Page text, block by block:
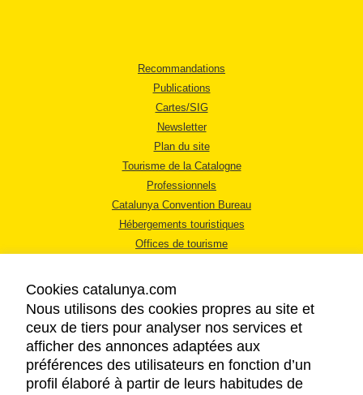
Recommandations
Publications
Cartes/SIG
Newsletter
Plan du site
Tourisme de la Catalogne
Professionnels
Catalunya Convention Bureau
Hébergements touristiques
Offices de tourisme
MENTIONS LÉGALES
RÈGLES DE CONFIDENTIALITÉ
Cookies catalunya.com
Nous utilisons des cookies propres au site et
ceux de tiers pour analyser nos services et
afficher des annonces adaptées aux
préférences des utilisateurs en fonction d’un
profil élaboré à partir de leurs habitudes de